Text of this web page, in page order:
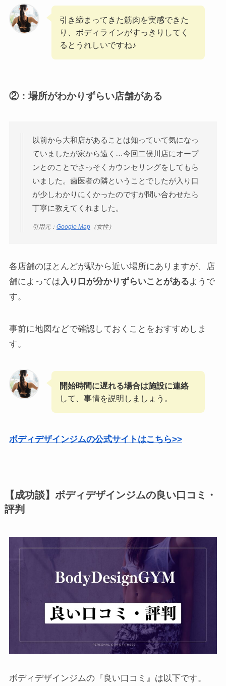
引き締まってきた筋肉を実感できた
り、ボディラインがすっきりしてく
るとうれしいですね♪
②：場所がわかりずらい店舗がある
以前から大和店があることは知っていて気になっ
ていましたが家から遠く…今回二俣川店にオープ
ンとのことでさっそくカウンセリングをしてもら
いました。歯医者の隣ということでしたが入り口
が少しわかりにくかったのですが問い合わせたら
丁寧に教えてくれました。
引用元： Google Map（女性）
各店舗のほとんどが駅から近い場所にありますが、店
舗によっては入り口が分かりずらいことがあるようで
す。
事前に地図などで確認しておくことをおすすめしま
す。
開始時間に遅れる場合は施設に連絡
して、事情を説明しましょう。
ボディデザインジムの公式サイトはこちら>>
【成功談】ボディデザインジムの良い口コミ・
評判
ボディデザインジムの『良い口コミ』は以下です。